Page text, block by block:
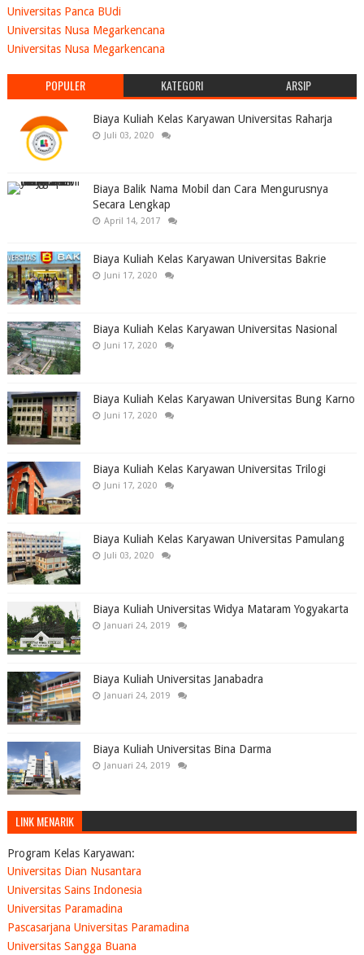
Universitas Panca BUdi
Universitas Nusa Megarkencana
Universitas Nusa Megarkencana
POPULER KATEGORI ARSIP
Biaya Kuliah Kelas Karyawan Universitas Raharja
Juli 03, 2020
Biaya Balik Nama Mobil dan Cara Mengurusnya
Secara Lengkap
April 14, 2017
Biaya Kuliah Kelas Karyawan Universitas Bakrie
Juni 17, 2020
Biaya Kuliah Kelas Karyawan Universitas Nasional
Juni 17, 2020
Biaya Kuliah Kelas Karyawan Universitas Bung Karno
Juni 17, 2020
Biaya Kuliah Kelas Karyawan Universitas Trilogi
Juni 17, 2020
Biaya Kuliah Kelas Karyawan Universitas Pamulang
Juli 03, 2020
Biaya Kuliah Universitas Widya Mataram Yogyakarta
Januari 24, 2019
Biaya Kuliah Universitas Janabadra
Januari 24, 2019
Biaya Kuliah Universitas Bina Darma
Januari 24, 2019
LINK MENARIK
Program Kelas Karyawan:
Universitas Dian Nusantara
Universitas Sains Indonesia
Universitas Paramadina
Pascasarjana Universitas Paramadina
Universitas Sangga Buana